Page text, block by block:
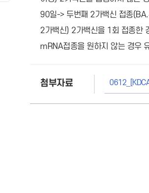
90일-> 두번째 2가백신 접종
2가백신) 2가백신을 1회 접종한
mRNA접종을 원하지 않는 경우
첨부자료